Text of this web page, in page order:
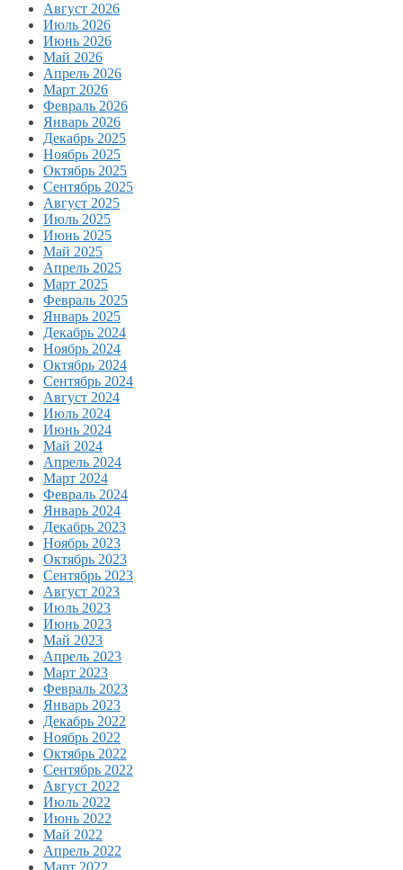
Август 2026
Июль 2026
Июнь 2026
Май 2026
Апрель 2026
Март 2026
Февраль 2026
Январь 2026
Декабрь 2025
Ноябрь 2025
Октябрь 2025
Сентябрь 2025
Август 2025
Июль 2025
Июнь 2025
Май 2025
Апрель 2025
Март 2025
Февраль 2025
Январь 2025
Декабрь 2024
Ноябрь 2024
Октябрь 2024
Сентябрь 2024
Август 2024
Июль 2024
Июнь 2024
Май 2024
Апрель 2024
Март 2024
Февраль 2024
Январь 2024
Декабрь 2023
Ноябрь 2023
Октябрь 2023
Сентябрь 2023
Август 2023
Июль 2023
Июнь 2023
Май 2023
Апрель 2023
Март 2023
Февраль 2023
Январь 2023
Декабрь 2022
Ноябрь 2022
Октябрь 2022
Сентябрь 2022
Август 2022
Июль 2022
Июнь 2022
Май 2022
Апрель 2022